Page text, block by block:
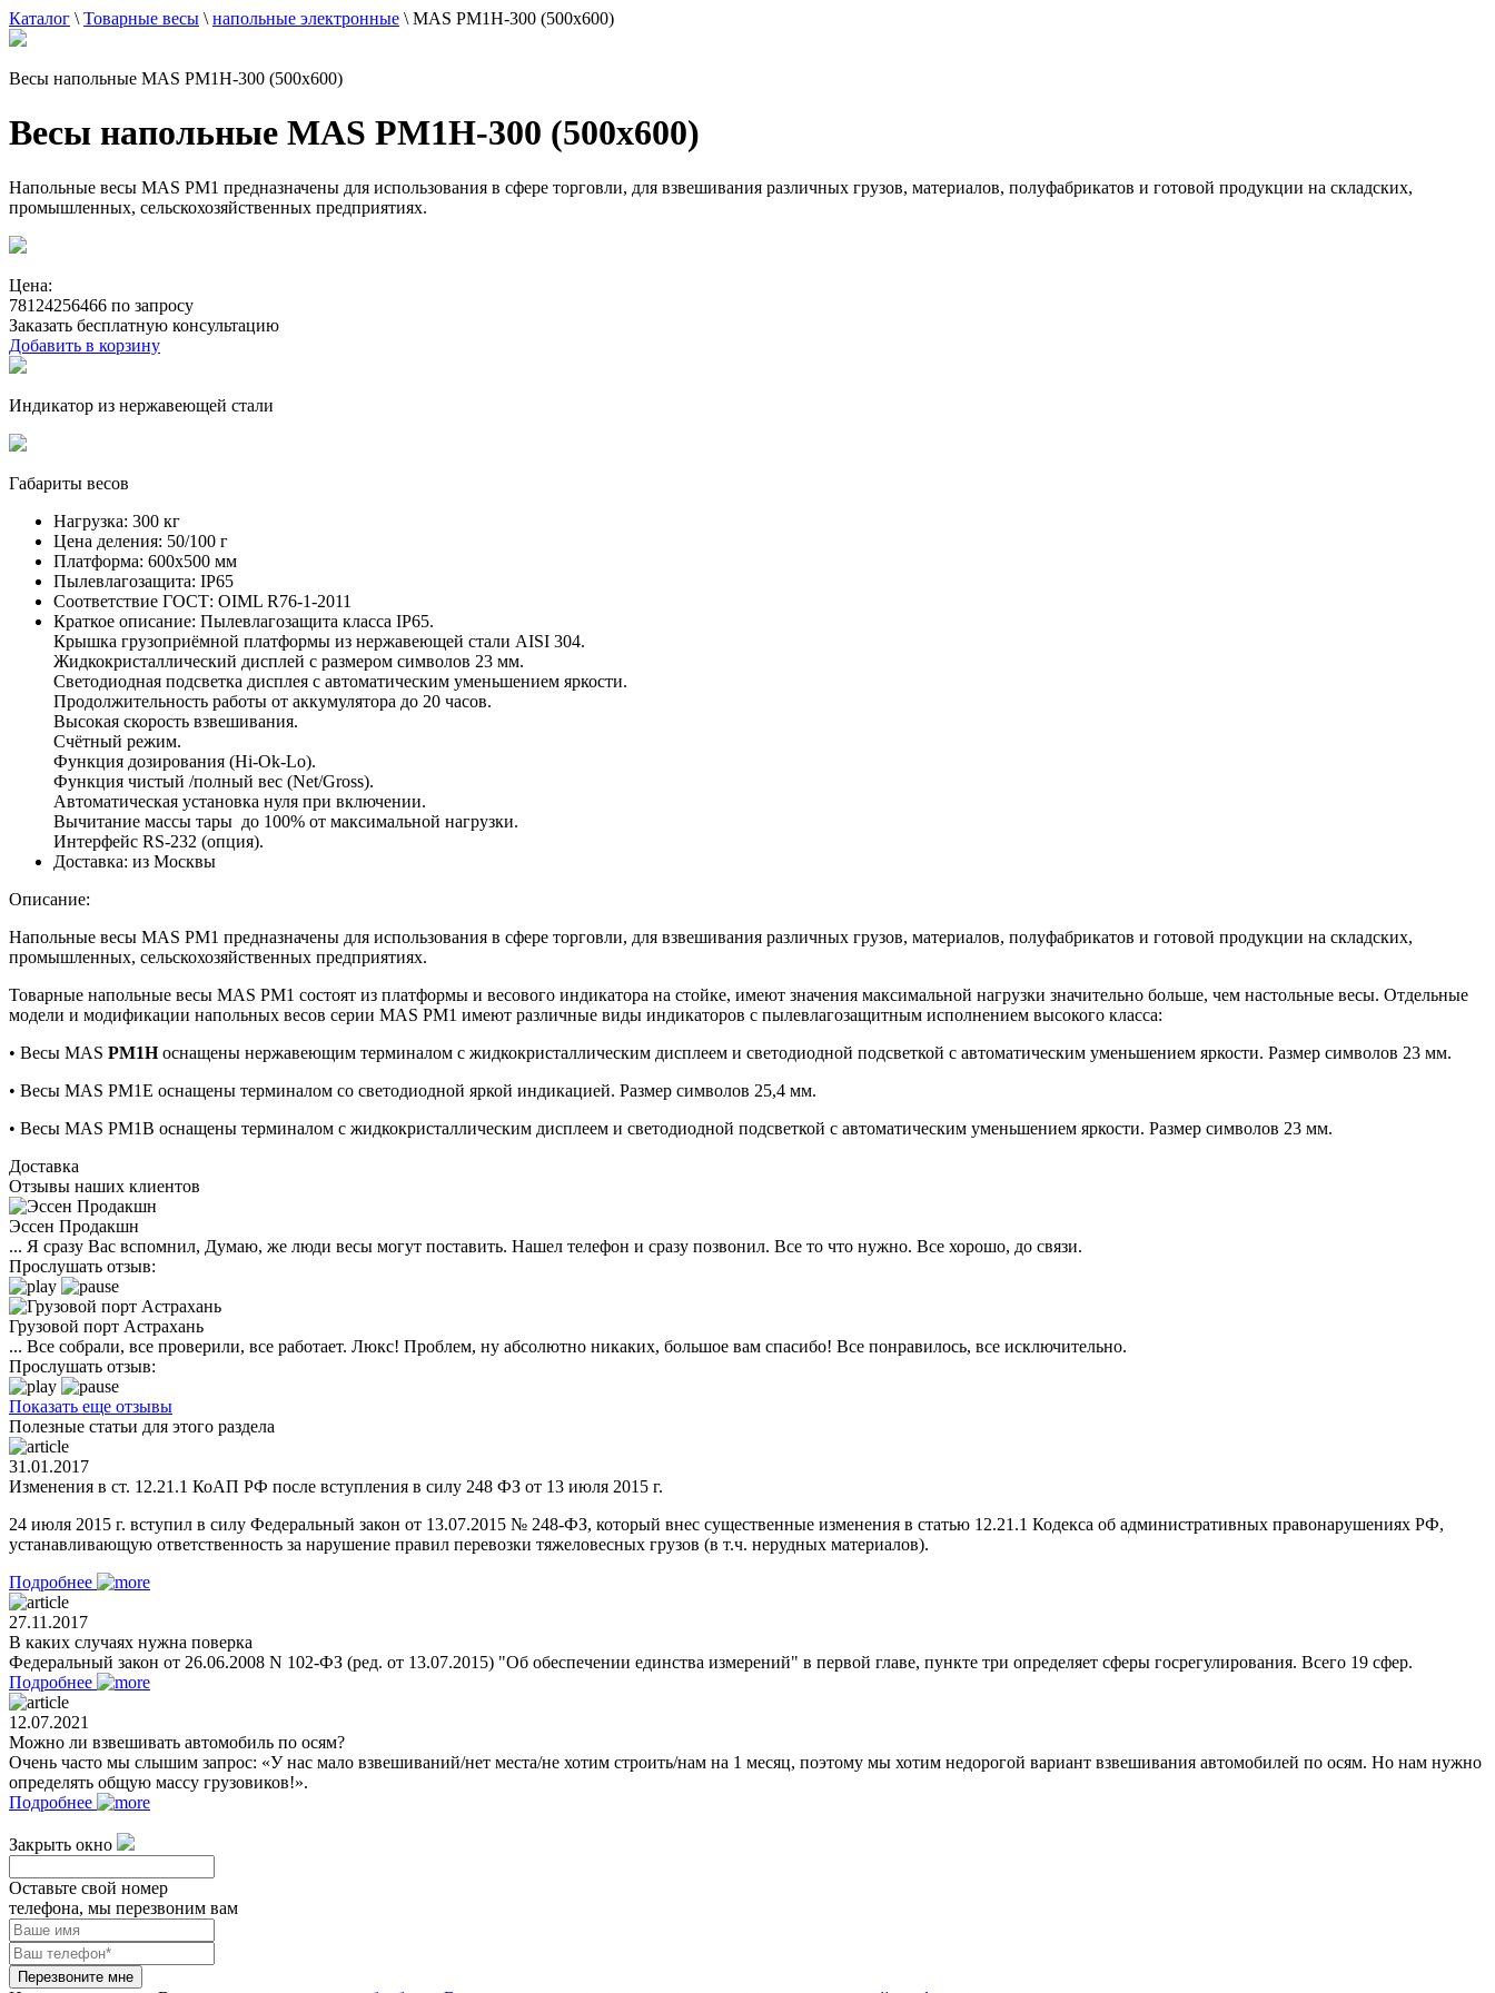
Каталог \ Товарные весы \ напольные электронные \ MAS PM1H-300 (500x600)
Весы напольные MAS PM1H-300 (500x600)
Весы напольные MAS PM1H-300 (500x600)
Напольные весы MAS PM1 предназначены для использования в сфере торговли, для взвешивания различных грузов, материалов, полуфабрикатов и готовой продукции на складских,
промышленных, сельскохозяйственных предприятиях.
Цена:
78124256466 по запросу
Заказать бесплатную консультацию
Добавить в корзину
Индикатор из нержавеющей стали
Габариты весов
Нагрузка: 300 кг
Цена деления: 50/100 г
Платформа: 600х500 мм
Пылевлагозащита: IP65
Соответствие ГОСТ: OIML R76-1-2011
Краткое описание: Пылевлагозащита класса IP65.
Крышка грузоприёмной платформы из нержавеющей стали AISI 304.
Жидкокристаллический дисплей с размером символов 23 мм.
Светодиодная подсветка дисплея с автоматическим уменьшением яркости.
Продолжительность работы от аккумулятора до 20 часов.
Высокая скорость взвешивания.
Счётный режим.
Функция дозирования (Hi-Ok-Lo).
Функция чистый /полный вес (Net/Gross).
Автоматическая установка нуля при включении.
Вычитание массы тары до 100% от максимальной нагрузки.
Интерфейс RS-232 (опция).
Доставка: из Москвы
Описание:
Напольные весы MAS PM1 предназначены для использования в сфере торговли, для взвешивания различных грузов, материалов, полуфабрикатов и готовой продукции на складских,
промышленных, сельскохозяйственных предприятиях.
Товарные напольные весы MAS PM1 состоят из платформы и весового индикатора на стойке, имеют значения максимальной нагрузки значительно больше, чем настольные весы. Отдельные
модели и модификации напольных весов серии MAS PM1 имеют различные виды индикаторов с пылевлагозащитным исполнением высокого класса:
• Весы MAS PM1Hоснащены нержавеющим терминалом с жидкокристаллическим дисплеем и светодиодной подсветкой с автоматическим уменьшением яркости. Размер символов 23 мм.
• Весы MAS PM1E оснащены терминалом со светодиодной яркой индикацией. Размер символов 25,4 мм.
• Весы MAS PM1B оснащены терминалом с жидкокристаллическим дисплеем и светодиодной подсветкой с автоматическим уменьшением яркости. Размер символов 23 мм.
Доставка
Отзывы наших клиентов
Эссен Продакшн
... Я сразу Вас вспомнил, Думаю, же люди весы могут поставить. Нашел телефон и сразу позвонил. Все то что нужно. Все хорошо, до связи.
Прослушать отзыв:
Грузовой порт Астрахань
... Все собрали, все проверили, все работает. Люкс! Проблем, ну абсолютно никаких, большое вам спасибо! Все понравилось, все исключительно.
Прослушать отзыв:
Показать еще отзывы
Полезные статьи для этого раздела
31.01.2017
Изменения в ст. 12.21.1 КоАП РФ после вступления в силу 248 ФЗ от 13 июля 2015 г.
24 июля 2015 г. вступил в силу Федеральный закон от 13.07.2015 № 248-ФЗ, который внес существенные изменения в статью 12.21.1 Кодекса об административных правонарушениях РФ,
устанавливающую ответственность за нарушение правил перевозки тяжеловесных грузов (в т.ч. нерудных материалов).
Подробнее
27.11.2017
В каких случаях нужна поверка
Федеральный закон от 26.06.2008 N 102-ФЗ (ред. от 13.07.2015) "Об обеспечении единства измерений" в первой главе, пункте три определяет сферы госрегулирования. Всего 19 сфер.
Подробнее
12.07.2021
Можно ли взвешивать автомобиль по осям?
Очень часто мы слышим запрос: «У нас мало взвешиваний/нет места/не хотим строить/нам на 1 месяц, поэтому мы хотим недорогой вариант взвешивания автомобилей по осям. Но нам нужно
определять общую массу грузовиков!».
Подробнее
Закрыть окно
Оставьте свой номер
телефона, мы перезвоним вам
Перезвоните мне